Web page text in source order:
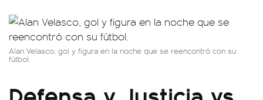
Alan Velasco, gol y figura en la noche que se reencontró con su
fútbol.